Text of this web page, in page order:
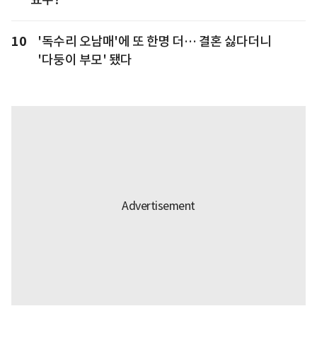
10
'독수리 오남매'에 또 한명 더… 결혼 싫다더니
'다둥이 부모' 됐다